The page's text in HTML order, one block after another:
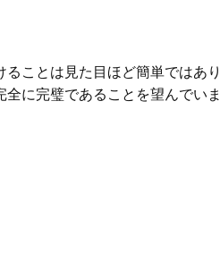
ことは見た目ほど簡単ではあ
に完璧であることを望んでいま